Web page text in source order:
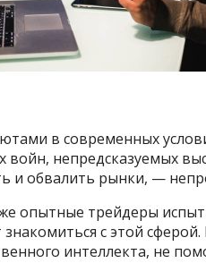
в современных
войн, непредсказуемых
и обвалить рынки, —
опытные трейдеры
с этой
интеллекта, не